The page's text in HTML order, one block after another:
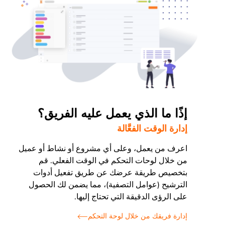
إذًا ما الذي يعمل عليه الفريق؟
إدارة الوقت الفعَّالة
اعرف من يعمل، وعلى أي مشروع أو نشاط أو عميل
من خلال لوحات التحكم في الوقت الفعلي. قم
بتخصيص طريقة عرضك عن طريق تفعيل أدوات
الترشيح (عوامل التصفية)، مما يضمن لك الحصول
على الرؤى الدقيقة التي تحتاج إليها.
إدارة فريقك من خلال لوحة التحكم